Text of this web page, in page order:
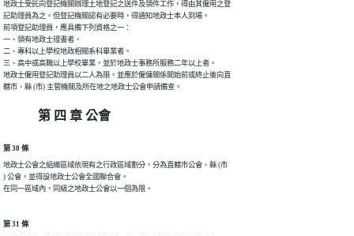
地政士受託向登記機關辦理土地登記之送件及領件工作，得由其僱用之登
記助理員為之。但登記機關認有必要時，得通知地政士本人到場。
前項登記助理員，應具備下列資格之一：
一、領有地政士證書者。
二、專科以上學校地政相關系科畢業者。
三、高中或高職以上學校畢業，並於地政士事務所服務二年以上者。
地政士僱用登記助理員以二人為限，並應於僱傭關係開始前或終止後向直
轄市、縣 (市) 主管機關及所在地之地政士公會申請備查。
第 四 章 公會
第 30 條
地政士公會之組織區域依現有之行政區域劃分，分為直轄市公會、縣 (市
) 公會，並得設地政士公會全國聯合會。
在同一區域內，同級之地政士公會以一個為限。
第 31 條